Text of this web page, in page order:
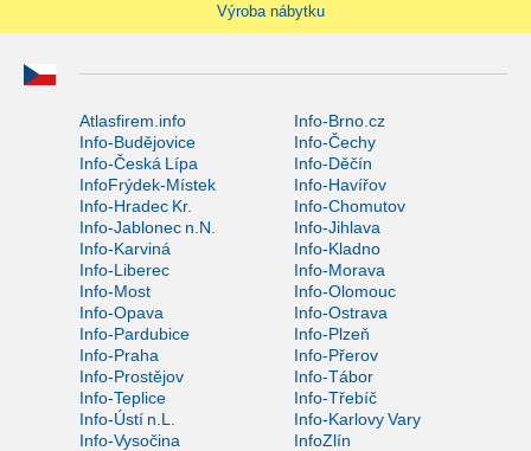
Výroba nábytku
Atlasfirem.info
Info-Brno.cz
Info-Budějovice
Info-Čechy
Info-Česká Lípa
Info-Děčín
InfoFrýdek-Místek
Info-Havířov
Info-Hradec Kr.
Info-Chomutov
Info-Jablonec n.N.
Info-Jihlava
Info-Karviná
Info-Kladno
Info-Liberec
Info-Morava
Info-Most
Info-Olomouc
Info-Opava
Info-Ostrava
Info-Pardubice
Info-Plzeň
Info-Praha
Info-Přerov
Info-Prostějov
Info-Tábor
Info-Teplice
Info-Třebíč
Info-Ústí n.L.
Info-Karlovy Vary
Info-Vysočina
InfoZlín